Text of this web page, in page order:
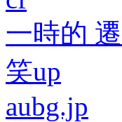
一時的
笑up
aubg.jp